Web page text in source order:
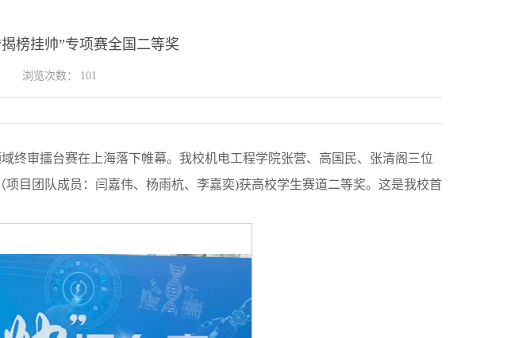
榜挂帅”专项赛全国二等奖
浏览次数： 101
终审擂台赛在上海落下帷幕。我校机电工程学院张营、高国民、张清阁三位
目团队成员：闫嘉伟、杨雨杭、李嘉奕)获高校学生赛道二等奖。这是我校首